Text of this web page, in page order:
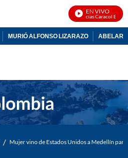
EN VIVO
Noticias Caracol En Vivo
MURIÓ ALFONSO LIZARAZO
/ Mujer vino de Estados Unidos a Medellín